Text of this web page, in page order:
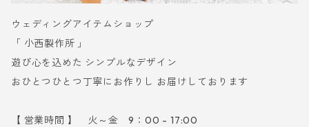
ウェディングアイテムショップ
「 小西製作所 」
遊び心を込めた シンプルなデザイン
おひとつひとつ丁寧にお作りし お届けしております
【 営業時間 】 火～金 9：00 - 17:00